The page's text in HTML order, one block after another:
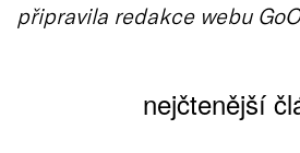
připravila redakce webu
nejčtenější